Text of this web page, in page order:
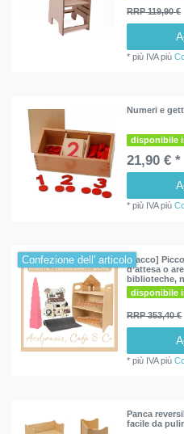
RRP 119,90 €
*più IVApiù
Numeri e
disponibile
21,90 € *
*più IVApiù
Confezione dell' articolo[Pacco]
d’attesa o
biblioteche,
disponibile
RRP 353,40 €
*più IVApiù
Panca
facile da